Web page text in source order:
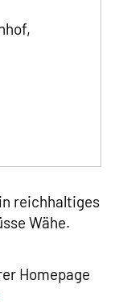
reichhaltiges
Wähe.
Homepage